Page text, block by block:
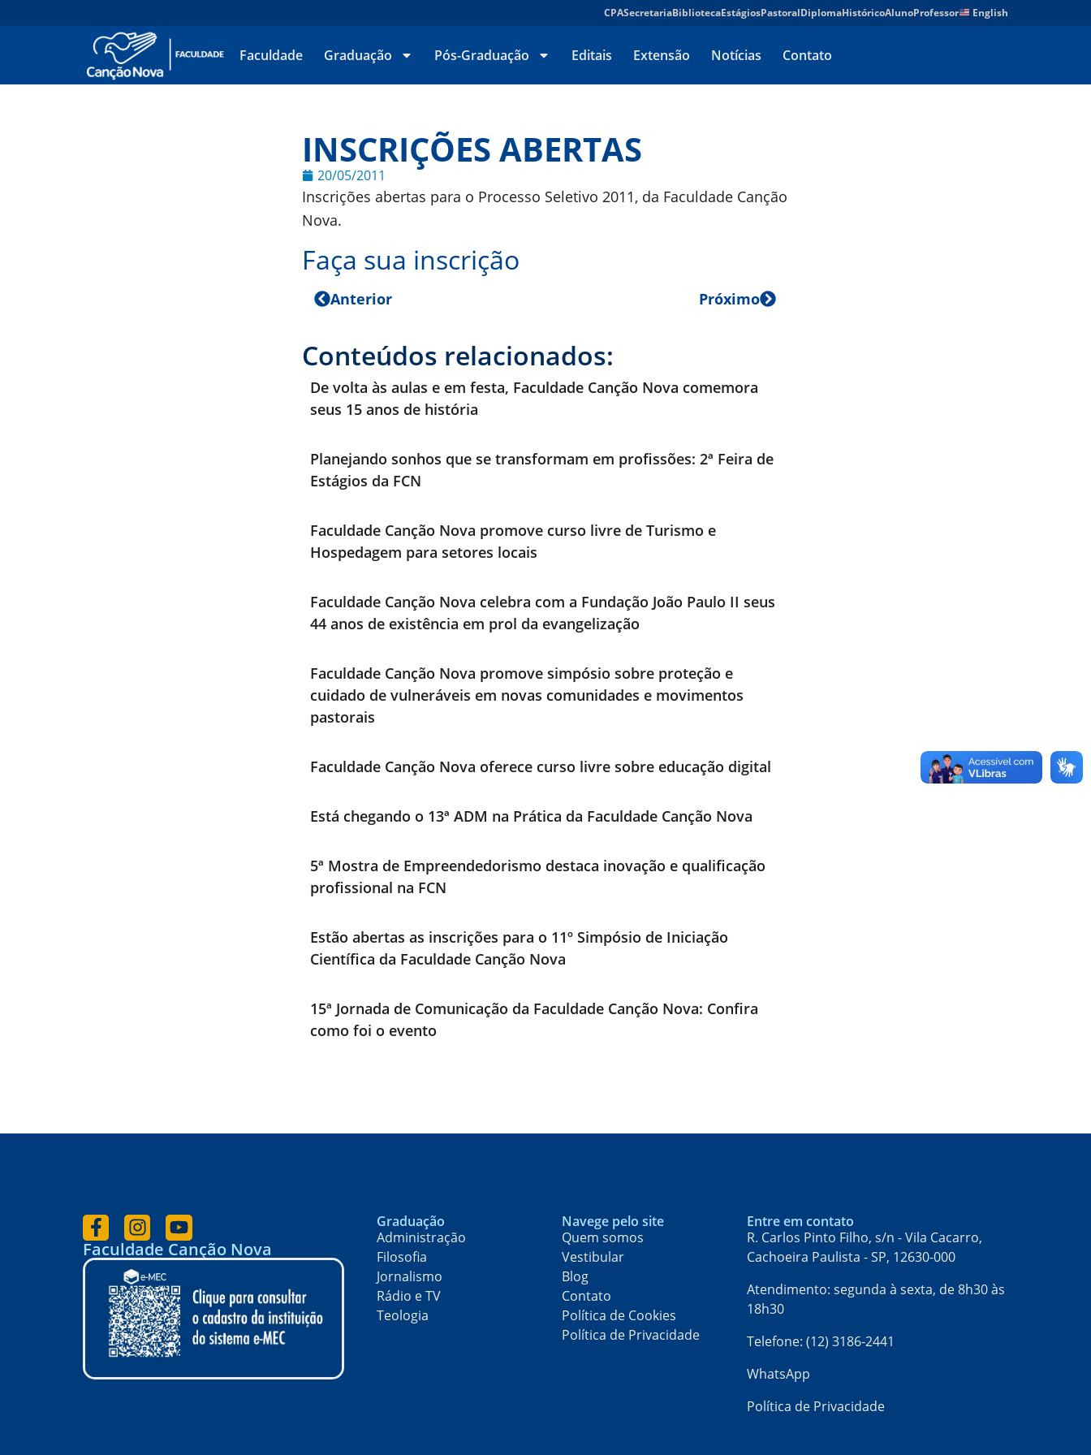
CPASecretariaBibliotecaEstágiosPastoralDiplomaHistóricoAlunoProfessor English
Faculdade Graduação Pós-Graduação Editais Extensão Notícias Contato
INSCRIÇÕES ABERTAS
20/05/2011
Inscrições abertas para o Processo Seletivo 2011, da Faculdade Canção
Nova.
Faça sua inscrição
Anterior Próximo
Conteúdos relacionados:
De volta às aulas e em festa, Faculdade Canção Nova comemora
seus 15 anos de história
Planejando sonhos que se transformam em profissões: 2ª Feira de
Estágios da FCN
Faculdade Canção Nova promove curso livre de Turismo e
Hospedagem para setores locais
Faculdade Canção Nova celebra com a Fundação João Paulo II seus
44 anos de existência em prol da evangelização
Faculdade Canção Nova promove simpósio sobre proteção e
cuidado de vulneráveis em novas comunidades e movimentos
pastorais
Faculdade Canção Nova oferece curso livre sobre educação digital
Está chegando o 13ª ADM na Prática da Faculdade Canção Nova
5ª Mostra de Empreendedorismo destaca inovação e qualificação
profissional na FCN
Estão abertas as inscrições para o 11º Simpósio de Iniciação
Científica da Faculdade Canção Nova
15ª Jornada de Comunicação da Faculdade Canção Nova: Confira
como foi o evento
Faculdade Canção Nova
Graduação
Administração
Filosofia
Jornalismo
Rádio e TV
Teologia
Navege pelo site
Quem somos
Vestibular
Blog
Contato
Política de Cookies
Política de Privacidade
Entre em contato
R. Carlos Pinto Filho, s/n - Vila Cacarro,
Cachoeira Paulista - SP, 12630-000​
Atendimento: segunda à sexta, de 8h30 às
18h30
Telefone: (12) 3186-2441
WhatsApp
Política de Privacidade